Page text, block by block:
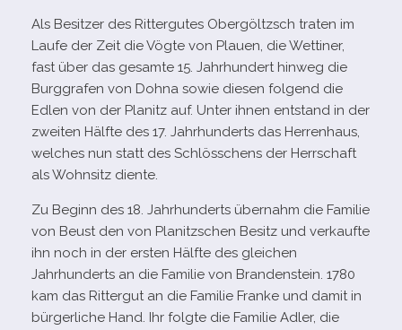
Als Besitzer des Rittergutes Obergöltzsch tra­ten im
Laufe der Zeit die Vögte von Plauen, die Wettiner,
fast über das gesamte 15. Jahrhundert hin­weg die
Burggrafen von Dohna sowie die­sen fol­gend die
Edlen von der Planitz auf. Unter ihnen ent­stand in der
zwei­ten Hälfte des 17. Jahrhunderts das Herrenhaus,
wel­ches nun statt des Schlösschens der Herrschaft
als Wohnsitz diente.
Zu Beginn des 18. Jahrhunderts über­nahm die Familie
von Beust den von Planitzschen Besitz und ver­kaufte
ihn noch in der ers­ten Hälfte des glei­chen
Jahrhunderts an die Familie von Brandenstein. 1780
kam das Rittergut an die Familie Franke und damit in
bür­ger­li­che Hand. Ihr folgte die Familie Adler, die